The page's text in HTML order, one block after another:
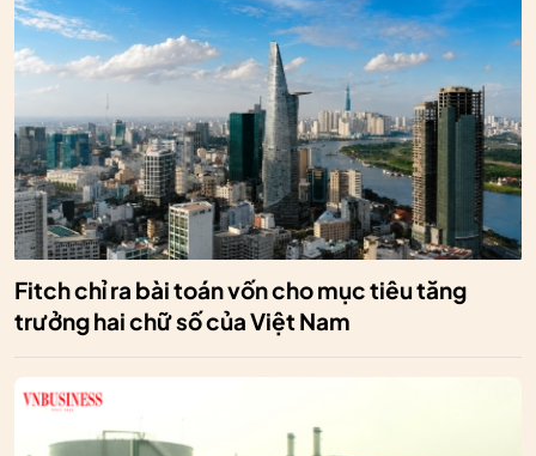
Fitch chỉ ra bài toán vốn cho mục tiêu tăng
trưởng hai chữ số của Việt Nam